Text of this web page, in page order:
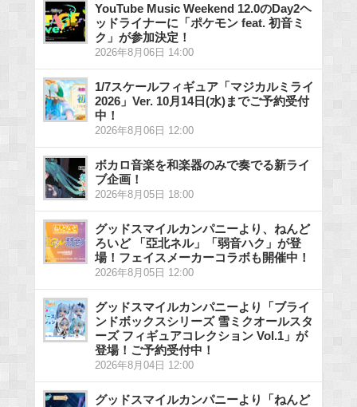
YouTube Music Weekend 12.0のDay2ヘ
ッドライナーに「ポケモン feat. 初音ミ
ク」が参加決定！
2026年8月06日 14:00
1/7スケールフィギュア「マジカルミライ
2026」Ver. 10月14日(水)までご予約受付
中！
2026年8月06日 12:00
ボカロ音楽を和楽器のみで奏でる新ライ
ブ企画！
2026年8月05日 18:00
グッドスマイルカンパニーより、ねんど
ろいど 「亞北ネル」「弱音ハク」が登
場！フェイスメーカーコラボも開催中！
2026年8月05日 12:00
グッドスマイルカンパニーより「ブライ
ンドボックスシリーズ 雪ミクオールスタ
ーズ フィギュアコレクション Vol.1」が
登場！ご予約受付中！
2026年8月04日 12:00
グッドスマイルカンパニーより「ねんど